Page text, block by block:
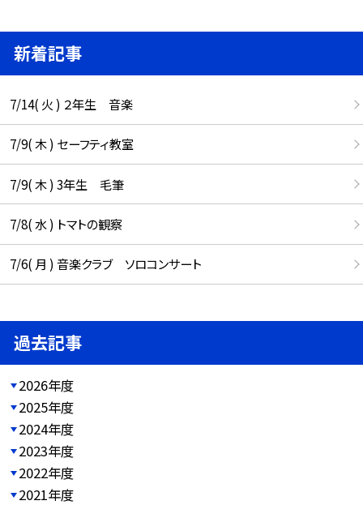
新着記事
7/14( 火 ) ２年生 音楽
7/9( 木 ) セーフティ教室
7/9( 木 ) 3年生 毛筆
7/8( 水 ) トマトの観察
7/6( 月 ) 音楽クラブ ソロコンサート
過去記事
2026年度
2025年度
2024年度
2023年度
2022年度
2021年度